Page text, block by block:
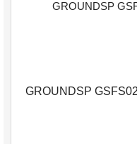
GROUNDSP